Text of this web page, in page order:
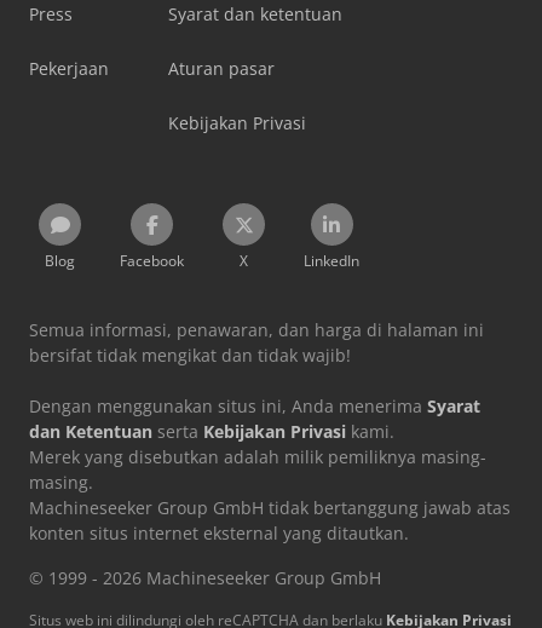
Press
Pekerjaan
Syarat dan ketentuan
Aturan pasar
Kebijakan Privasi
Blog Facebook X LinkedIn
Semua informasi, penawaran, dan harga di halaman ini
bersifat tidak mengikat dan tidak wajib!
Dengan menggunakan situs ini, Anda menerima Syarat
dan Ketentuan serta Kebijakan Privasi kami.
Merek yang disebutkan adalah milik pemiliknya masing-
masing.
Machineseeker Group GmbH tidak bertanggung jawab atas
konten situs internet eksternal yang ditautkan.
© 1999 - 2026 Machineseeker Group GmbH
Situs web ini dilindungi oleh reCAPTCHA dan berlaku Kebijakan Privasi